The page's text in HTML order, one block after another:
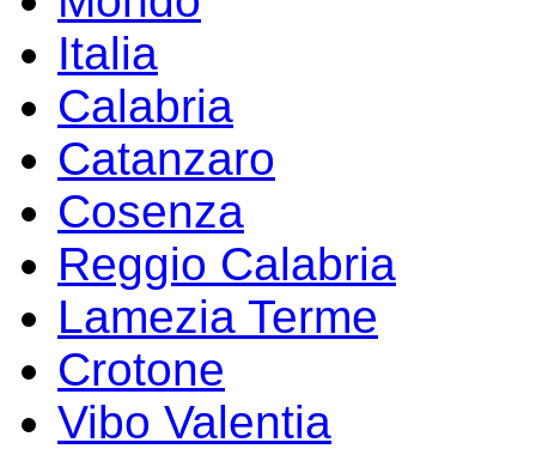
Italia
Calabria
Catanzaro
Cosenza
Reggio Calabria
Lamezia Terme
Crotone
Vibo Valentia